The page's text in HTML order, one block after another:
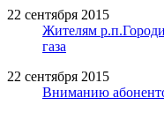
22 сентября 2015
Жителям
газа
22 сентября 2015
Вниманию